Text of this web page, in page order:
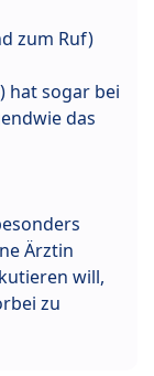
zum Ruf)
hat sogar bei
das
Ärztin
will,
zu